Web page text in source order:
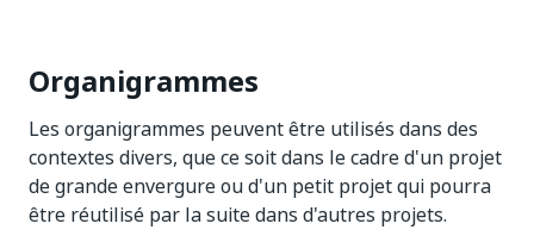
Organigrammes
Les organigrammes peuvent être utilisés dans des
contextes divers, que ce soit dans le cadre d'un projet
de grande envergure ou d'un petit projet qui pourra
être réutilisé par la suite dans d'autres projets.